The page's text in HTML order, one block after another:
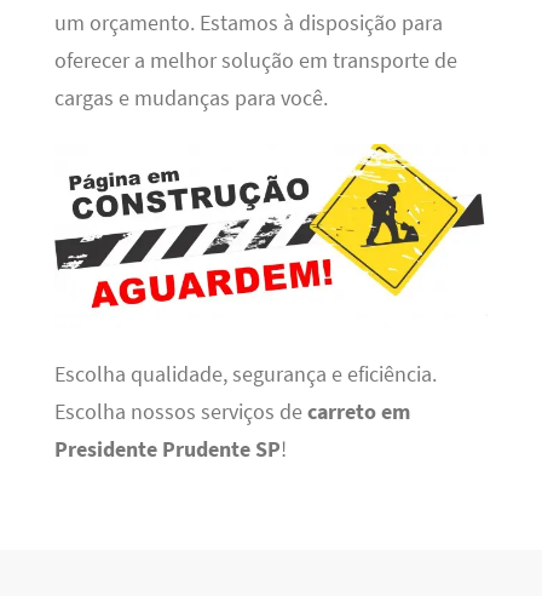
um orçamento. Estamos à disposição para
oferecer a melhor solução em transporte de
cargas e mudanças para você.
Escolha qualidade, segurança e eficiência.
Escolha nossos serviços decarreto em
Presidente Prudente SP!